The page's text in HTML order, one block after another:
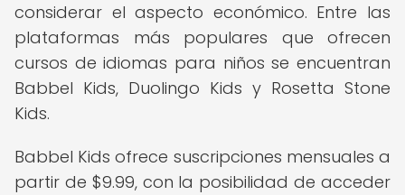
considerar el aspecto económico. Entre las
plataformas más populares que ofrecen
cursos de idiomas para niños se encuentran
Babbel Kids, Duolingo Kids y Rosetta Stone
Kids.
Babbel Kids ofrece suscripciones mensuales a
partir de $9.99, con la posibilidad de acceder